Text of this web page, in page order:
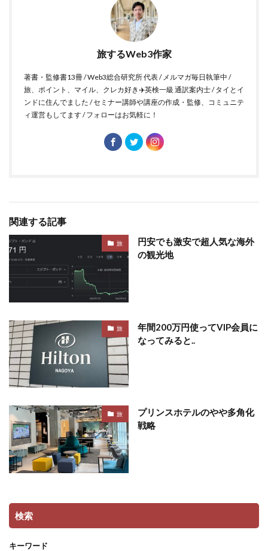
旅するWeb3作家
著書・監修書13冊 / Web3総合研究所 代表 / メルマガ毎日執筆中 /
旅、ポイント、マイル、クレカ好き✈️英検一級 通訳案内士 / タイとイ
ンドに住んでました / セミナー講師や講座の作成・監修、コミュニテ
ィ運営もしてます / フォローはお気軽に！
関連する記事
旅
円安でも激安で超人気な海外
の観光地
旅
年間200万円使ってVIP会員に
なってみると..
旅
プリンスホテルのやや多角化
戦略
検索
キーワード